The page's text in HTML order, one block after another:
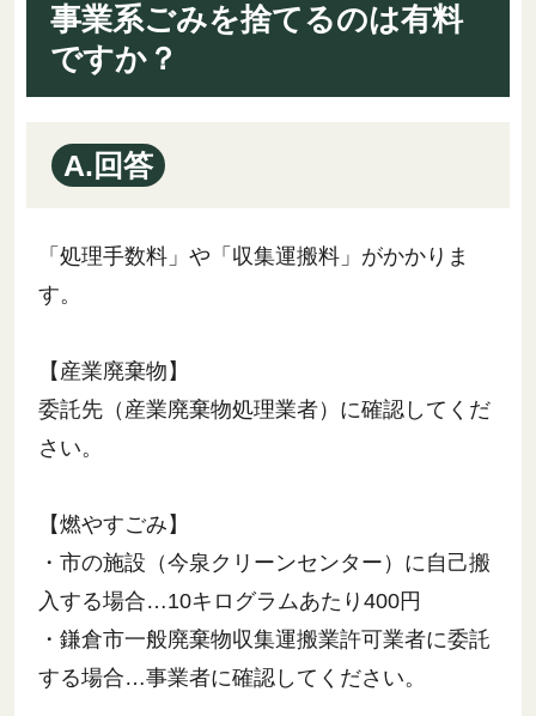
事業系ごみを捨てるのは有料
ですか？
A.回答
「処理手数料」や「収集運搬料」がかかりま
す。
【産業廃棄物】
委託先（産業廃棄物処理業者）に確認してくだ
さい。
【燃やすごみ】
・市の施設（今泉クリーンセンター）に自己搬
入する場合…10キログラムあたり400円
・鎌倉市一般廃棄物収集運搬業許可業者に委託
する場合…事業者に確認してください。